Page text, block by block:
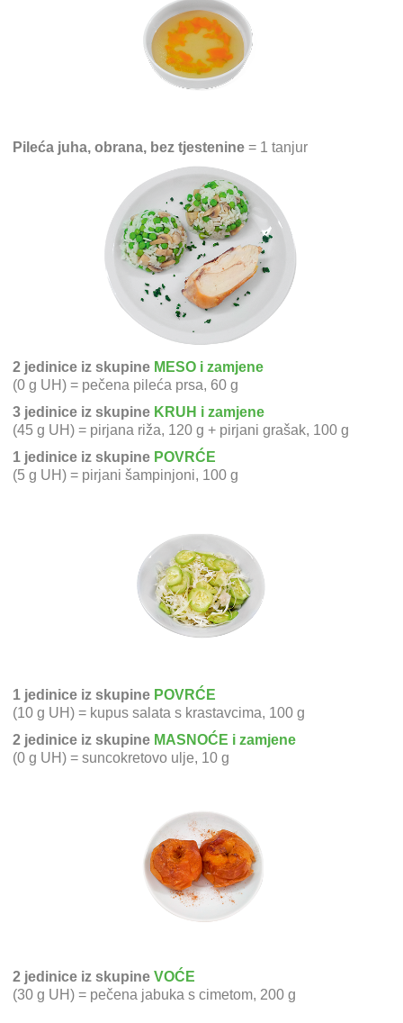
Pileća juha, obrana, bez tjestenine = 1 tanjur
2 jedinice iz skupine MESO i zamjene
(0 g UH) = pečena pileća prsa, 60 g
3 jedinice iz skupine KRUH i zamjene
(45 g UH) = pirjana riža, 120 g + pirjani grašak, 100 g
1 jedinice iz skupine POVRĆE
(5 g UH) = pirjani šampinjoni, 100 g
1 jedinice iz skupine POVRĆE
(10 g UH) = kupus salata s krastavcima, 100 g
2 jedinice iz skupine MASNOĆE i zamjene
(0 g UH) = suncokretovo ulje, 10 g
2 jedinice iz skupine VOĆE
(30 g UH) = pečena jabuka s cimetom, 200 g